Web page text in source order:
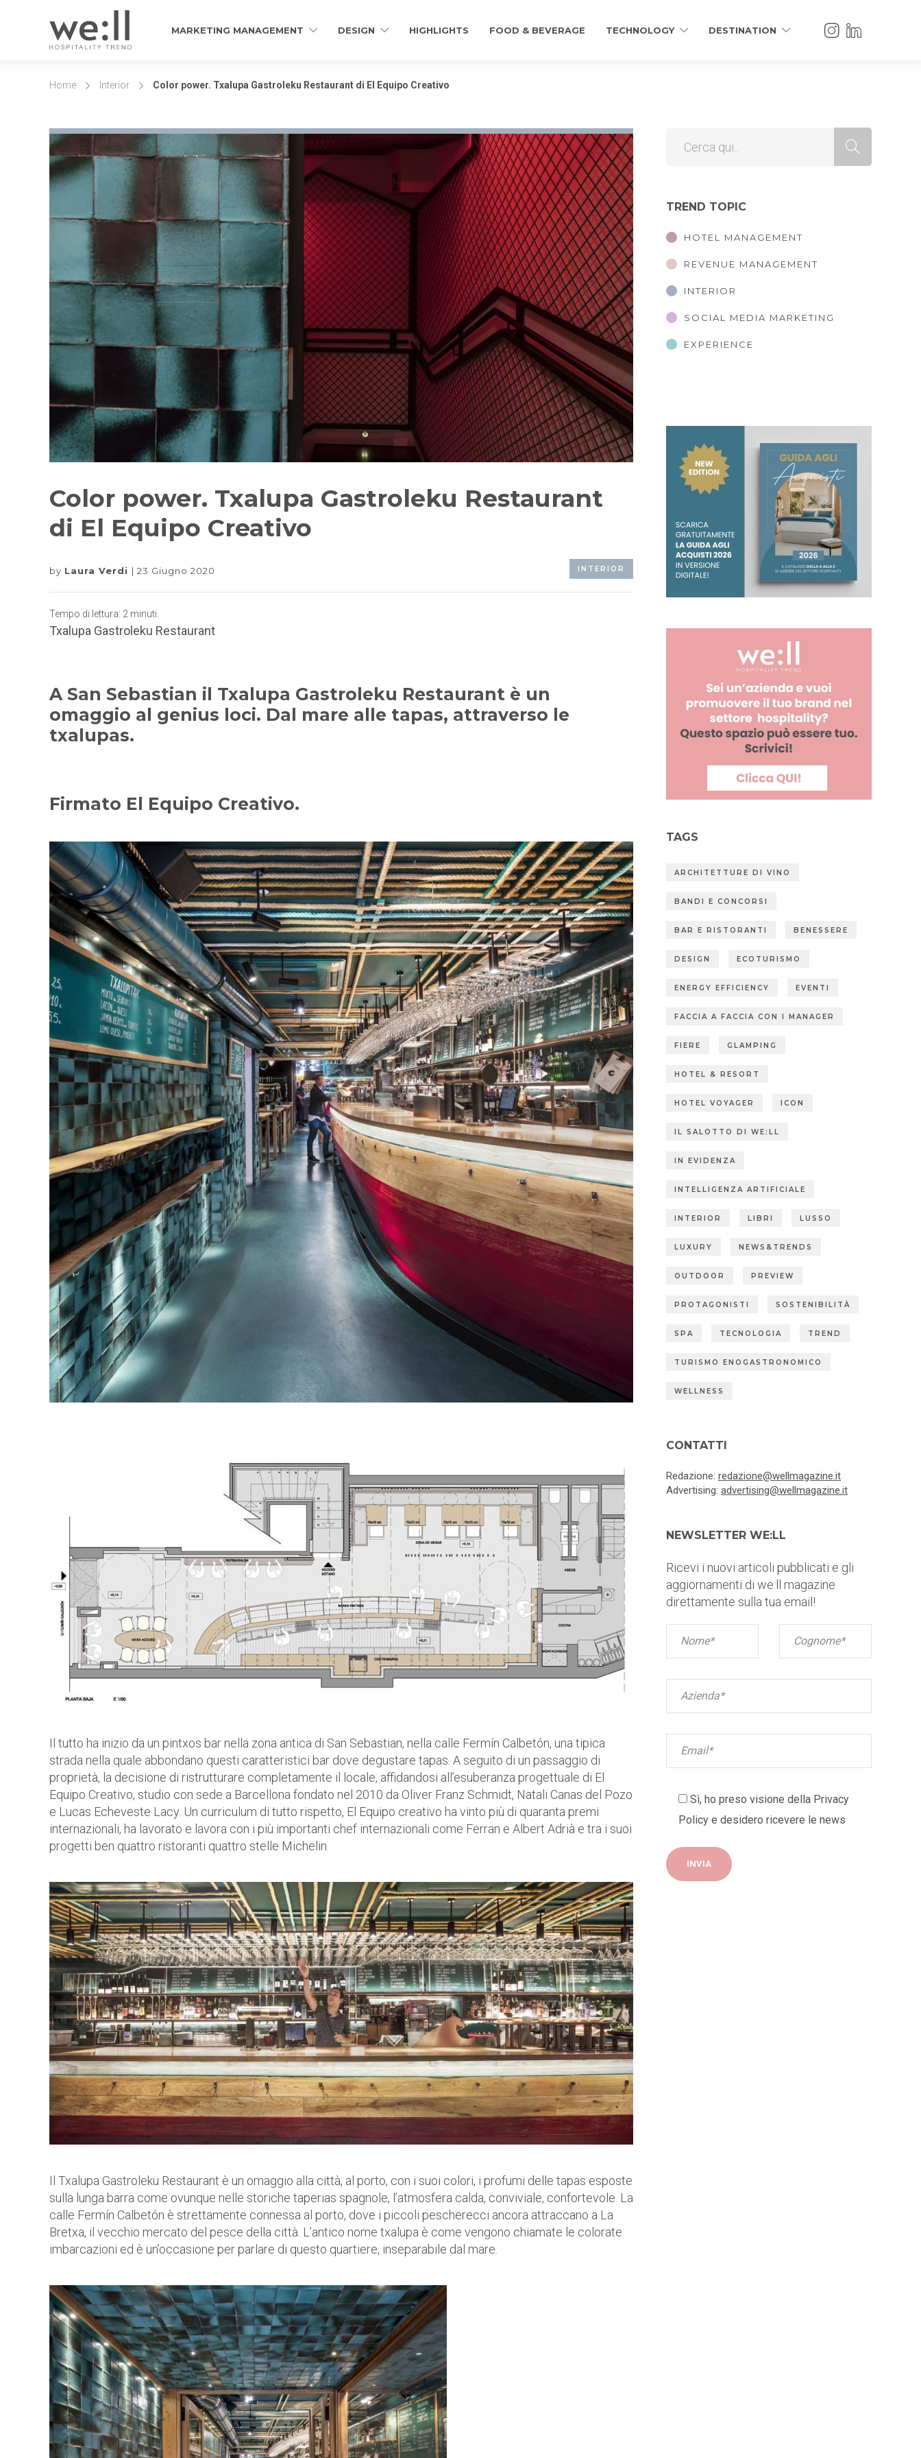
MARKETING MANAGEMENT DESIGN HIGHLIGHTS FOOD & BEVERAGE TECHNOLOGY DESTINATION
Home Interior Color power. Txalupa Gastroleku Restaurant di El Equipo Creativo
Color power. Txalupa Gastroleku Restaurant
di El Equipo Creativo
by Laura Verdi 23 Giugno 2020 INTERIOR
Tempo di lettura: 2 minuti.
Txalupa Gastroleku Restaurant
A San Sebastian il Txalupa Gastroleku Restaurant è un
omaggio al genius loci. Dal mare alle tapas, attraverso le
txalupas.
Firmato El Equipo Creativo.
Il tutto ha inizio da un pintxos bar nella zona antica di San Sebastian, nella calle Fermín Calbetón, una tipica
strada nella quale abbondano questi caratteristici bar dove degustare tapas. A seguito di un passaggio di
proprietà, la decisione di ristrutturare completamente il locale, affidandosi all’esuberanza progettuale di El
Equipo Creativo, studio con sede a Barcellona fondato nel 2010 da Oliver Franz Schmidt, Natali Canas del Pozo
e Lucas Echeveste Lacy. Un curriculum di tutto rispetto, El Equipo creativo ha vinto più di quaranta premi
internazionali, ha lavorato e lavora con i più importanti chef internazionali come Ferran e Albert Adrià e tra i suoi
progetti ben quattro ristoranti quattro stelle Michelin.
Il Txalupa Gastroleku Restaurant è un omaggio alla città, al porto, con i suoi colori, i profumi delle tapas esposte
sulla lunga barra come ovunque nelle storiche taperias spagnole, l’atmosfera calda, conviviale, confortevole. La
calle Fermín Calbetón è strettamente connessa al porto, dove i piccoli pescherecci ancora attraccano a La
Bretxa, il vecchio mercato del pesce della città. L’antico nome txalupa è come vengono chiamate le colorate
imbarcazioni ed è un’occasione per parlare di questo quartiere, inseparabile dal mare.
TREND TOPIC
HOTEL MANAGEMENT
REVENUE MANAGEMENT
INTERIOR
SOCIAL MEDIA MARKETING
EXPERIENCE
TAGS
ARCHITETTURE DI VINO
BANDI E CONCORSI
BAR E RISTORANTI BENESSERE
DESIGN ECOTURISMO
ENERGY EFFICIENCY EVENTI
FACCIA A FACCIA CON I MANAGER
FIERE GLAMPING
HOTEL & RESORT
HOTEL VOYAGER ICON
IL SALOTTO DI WE:LL
IN EVIDENZA
INTELLIGENZA ARTIFICIALE
INTERIOR LIBRI LUSSO
LUXURY NEWS&TRENDS
OUTDOOR PREVIEW
PROTAGONISTI SOSTENIBILITÀ
SPA TECNOLOGIA TREND
TURISMO ENOGASTRONOMICO
WELLNESS
CONTATTI
Redazione: redazione@wellmagazine.it
Advertising: advertising@wellmagazine.it
NEWSLETTER WE:LL
Ricevi i nuovi articoli pubblicati e gli
aggiornamenti di we:ll magazine
direttamente sulla tua email!
Sì, ho preso visione della Privacy
Policy e desidero ricevere le news